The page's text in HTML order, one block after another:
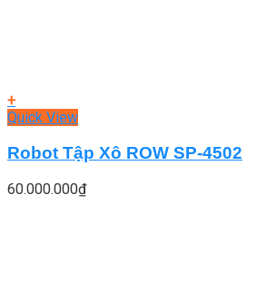
+
Quick View
Robot Tập Xô ROW SP-4502
60.000.000₫